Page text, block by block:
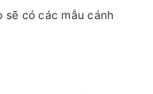
sẽ có các mẫu cánh